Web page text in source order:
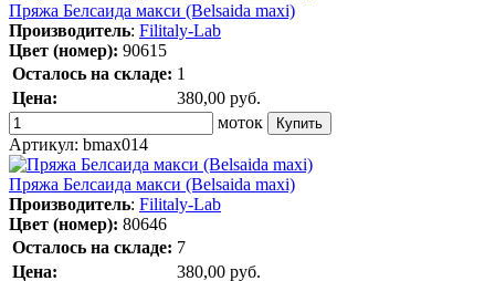
Пряжа Белсаида макси (Belsaida maxi)
Производитель: Filitaly-Lab
Цвет (номер): 90615
Осталось на складе: 1
Цена:
380,00 руб.
моток
Артикул: bmax014
Пряжа Белсаида макси (Belsaida maxi)
Производитель: Filitaly-Lab
Цвет (номер): 80646
Осталось на складе: 7
Цена:
380,00 руб.